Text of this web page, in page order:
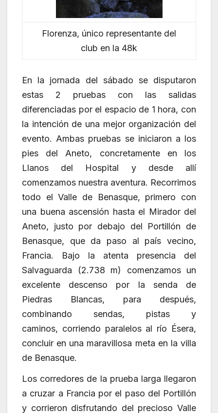
Florenza, único representante del
club en la 48k
En la jornada del sábado se disputaron
estas 2 pruebas con las salidas
diferenciadas por el espacio de 1 hora, con
la intención de una mejor organización del
evento. Ambas pruebas se iniciaron a los
pies del Aneto, concretamente en los
Llanos del Hospital y desde allí
comenzamos nuestra aventura. Recorrimos
todo el Valle de Benasque, primero con
una buena ascensión hasta el Mirador del
Aneto, justo por debajo del Portillón de
Benasque, que da paso al país vecino,
Francia. Bajo la atenta presencia del
Salvaguarda (2.738 m) comenzamos un
excelente descenso por la senda de
Piedras Blancas, para después,
combinando sendas, pistas y
caminos, corriendo paralelos al río Ésera,
concluir en una maravillosa meta en la villa
de Benasque.
Los corredores de la prueba larga llegaron
a cruzar a Francia por el paso del Portillón
y corrieron disfrutando del precioso Valle